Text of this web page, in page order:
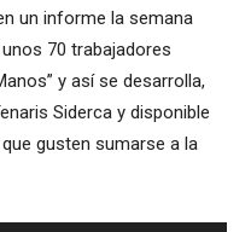
un informe la semana
70 trabajadores
y así se desarrolla,
Siderca y disponible
gusten sumarse a la